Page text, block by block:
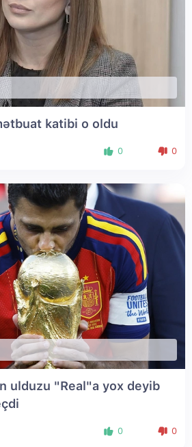
katibi o oldu
0 0
ulduzu "Real"a yox deyib
0 0